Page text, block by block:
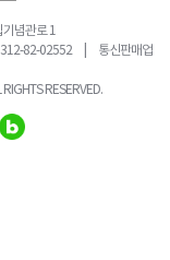
기념관로 1
312-82-02552 | 통신판매업
RESERVED.